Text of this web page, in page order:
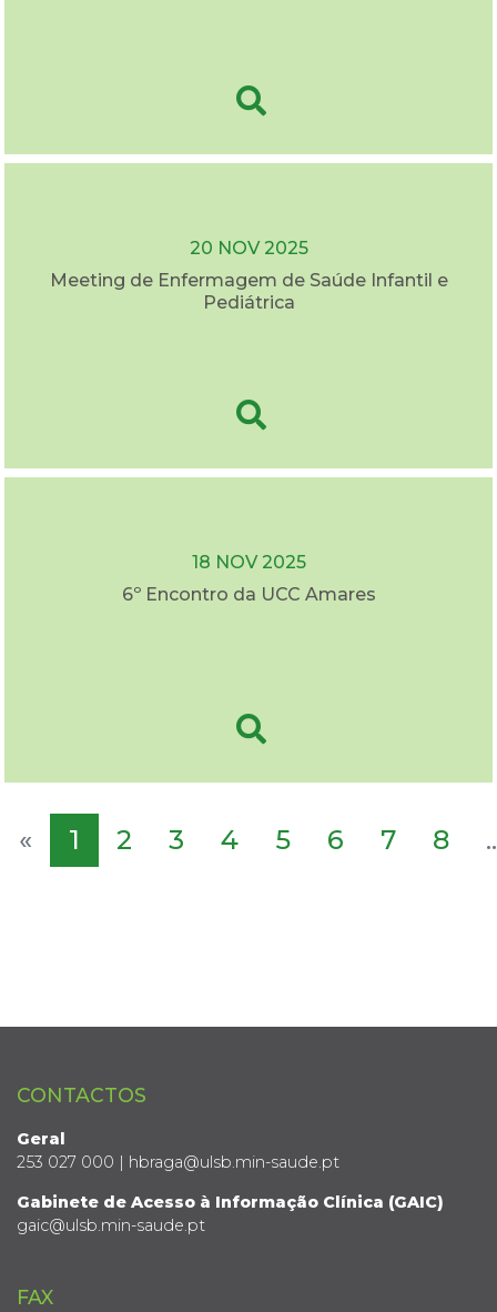
20 NOV 2025
Meeting de Enfermagem de Saúde Infantil e
Pediátrica
18 NOV 2025
6º Encontro da UCC Amares
« 1 2 3 4 5 6 7 8
CONTACTOS
Geral
253 027 000 | hbraga@ulsb.min-saude.pt
Gabinete de Acesso à Informação Clínica (GAIC)
gaic@ulsb.min-saude.pt
FAX